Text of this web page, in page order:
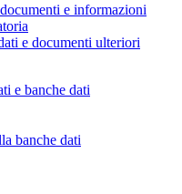
e informazioni
e documenti ulteriori
e banche dati
banche dati